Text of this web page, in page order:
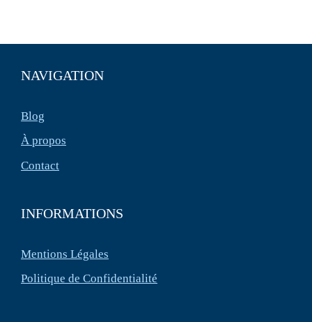
NAVIGATION
Blog
À propos
Contact
INFORMATIONS
Mentions Légales
Politique de Confidentialité